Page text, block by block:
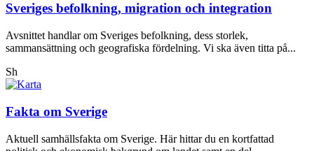
Sveriges befolkning, migration och integration
Avsnittet handlar om Sveriges befolkning, dess storlek,
sammansättning och geografiska fördelning. Vi ska även titta på...
Sh
Fakta om Sverige
Aktuell samhällsfakta om Sverige. Här hittar du en kortfattad